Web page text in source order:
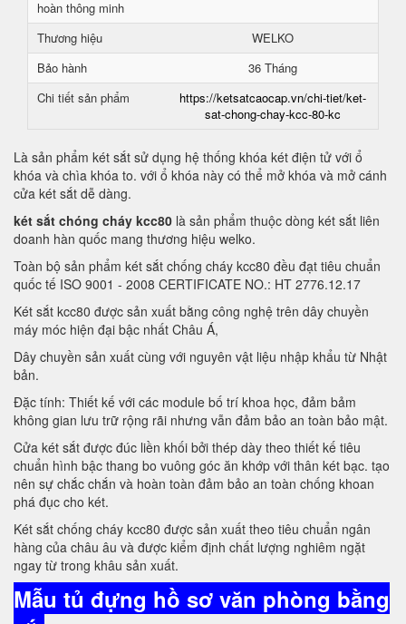
hoàn thông minh
Thương hiệu
WELKO
Bảo hành
36 Tháng
Chi tiết sản phẩm
https://ketsatcaocap.vn/chi-tiet/ket-
sat-chong-chay-kcc-80-kc
Là sản phẩm két sắt sử dụng hệ thống khóa két điện tử với ổ
khóa và chìa khóa to. với ổ khóa này có thể mở khóa và mở cánh
cửa két sắt dễ dàng.
két sắt chóng cháy kcc80 là sản phẩm thuộc dòng két sắt liên
doanh hàn quốc mang thương hiệu welko.
Toàn bộ sản phẩm két sắt chống cháy kcc80 đều đạt tiêu chuẩn
quốc tế ISO 9001 - 2008 CERTIFICATE NO.: HT 2776.12.17
Két sắt kcc80 được sản xuất bằng công nghệ trên dây chuyền
máy móc hiện đại bậc nhất Châu Á,
Dây chuyền sản xuất cùng với nguyên vật liệu nhập khẩu từ Nhật
bản.
Đặc tính: Thiết kế với các module bố trí khoa học, đảm bảm
không gian lưu trữ rộng rãi nhưng vẫn đảm bảo an toàn bảo mật.
Cửa két sắt được đúc liền khối bởi thép dày theo thiết kế tiêu
chuẩn hình bậc thang bo vuông góc ăn khớp với thân két bạc. tạo
nên sự chắc chắn và hoàn toàn đảm bảo an toàn chống khoan
phá đục cho két.
Két sắt chống cháy kcc80 được sản xuất theo tiêu chuẩn ngân
hàng của châu âu và được kiểm định chất lượng nghiêm ngặt
ngay từ trong khâu sản xuất.
Mẫu tủ đựng hồ sơ văn phòng bằng